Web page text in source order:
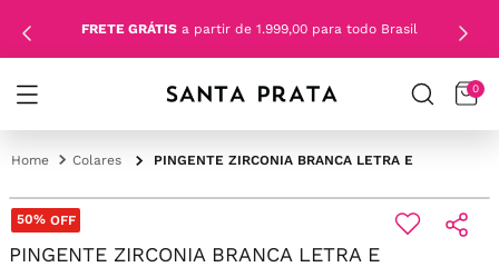
FRETE GRÁTIS a partir de 1.999,00 para todo Brasil
0
Colares PINGENTE ZIRCONIA BRANCA LETRA E
50% OFF
PINGENTE ZIRCONIA BRANCA LETRA E